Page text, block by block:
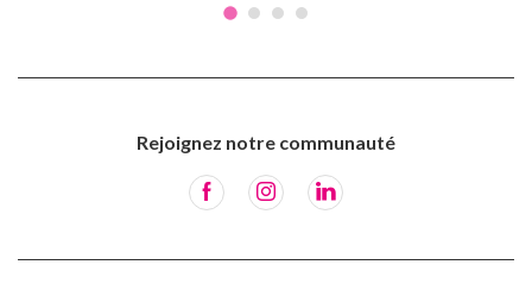
Rejoignez notre communauté